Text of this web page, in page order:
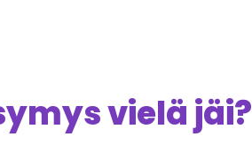
vielä jäi?